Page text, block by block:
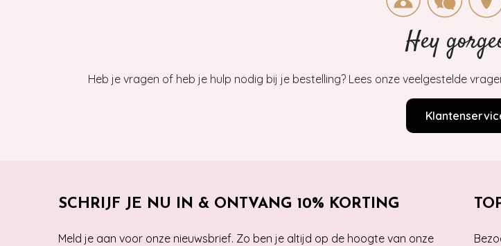
Hey
Heb je vragen of heb je hulp nodig bij je bestelling? Lees onze veelgestelde
SCHRIJF JE NU IN & ONTVANG 10% KORTING
Meld je aan voor onze nieuwsbrief. Zo ben je altijd op de hoogte van onze